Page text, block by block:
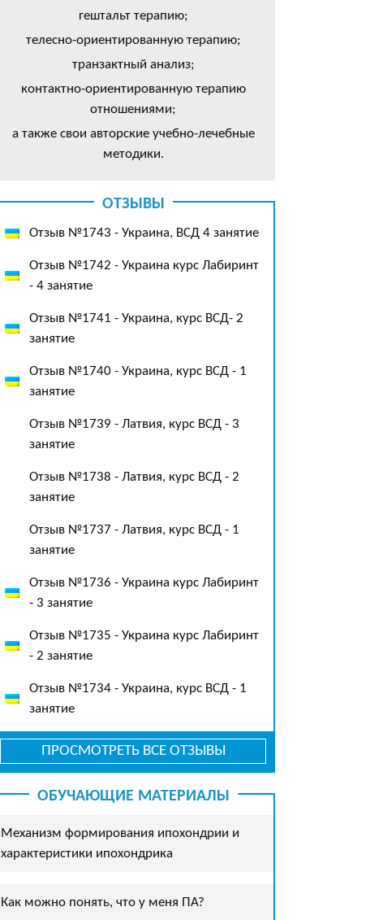
гештальт терапию;
телесно-ориентированную терапию;
транзактный анализ;
контактно-ориентированную терапию
отношениями;
а также свои авторские учебно-лечебные
методики.
ОТЗЫВЫ
Отзыв №1743 - Украина, ВСД 4 занятие
Отзыв №1742 - Украина курс Лабиринт
- 4 занятие
Отзыв №1741 - Украина, курс ВСД- 2
занятие
Отзыв №1740 - Украина, курс ВСД - 1
занятие
Отзыв №1739 - Латвия, курс ВСД - 3
занятие
Отзыв №1738 - Латвия, курс ВСД - 2
занятие
Отзыв №1737 - Латвия, курс ВСД - 1
занятие
Отзыв №1736 - Украина курс Лабиринт
- 3 занятие
Отзыв №1735 - Украина курс Лабиринт
- 2 занятие
Отзыв №1734 - Украина, курс ВСД - 1
занятие
ПРОСМОТРЕТЬ ВСЕ ОТЗЫВЫ
ОБУЧАЮЩИЕ МАТЕРИАЛЫ
Механизм формирования ипохондрии и
характеристики ипохондрика
Как можно понять, что у меня ПА?